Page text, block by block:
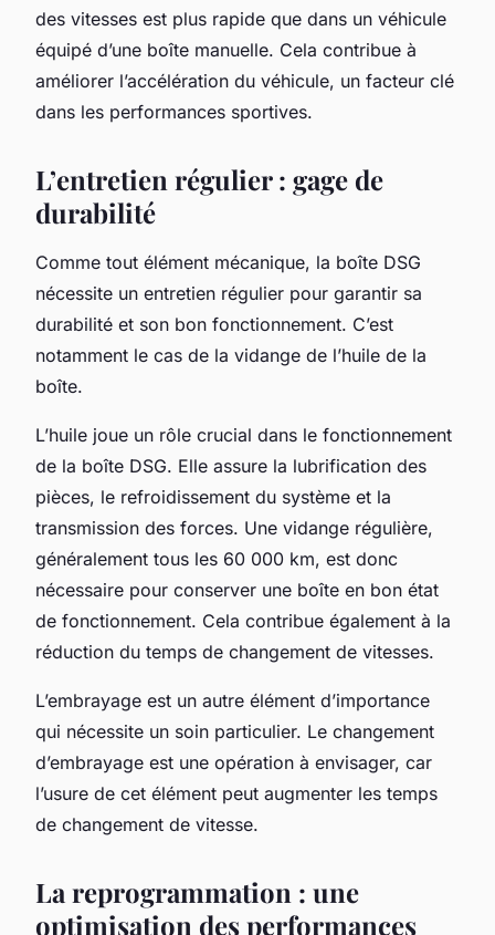
des vitesses est plus rapide que dans un véhicule
équipé d’une boîte manuelle. Cela contribue à
améliorer l’accélération du véhicule, un facteur clé
dans les performances sportives.
L’entretien régulier : gage de
durabilité
Comme tout élément mécanique, la boîte DSG
nécessite un entretien régulier pour garantir sa
durabilité et son bon fonctionnement. C’est
notamment le cas de la vidange de l’huile de la
boîte.
L’huile joue un rôle crucial dans le fonctionnement
de la boîte DSG. Elle assure la lubrification des
pièces, le refroidissement du système et la
transmission des forces. Une vidange régulière,
généralement tous les 60 000 km, est donc
nécessaire pour conserver une boîte en bon état
de fonctionnement. Cela contribue également à la
réduction du temps de changement de vitesses.
L’embrayage est un autre élément d’importance
qui nécessite un soin particulier. Le changement
d’embrayage est une opération à envisager, car
l’usure de cet élément peut augmenter les temps
de changement de vitesse.
La reprogrammation : une
optimisation des performances